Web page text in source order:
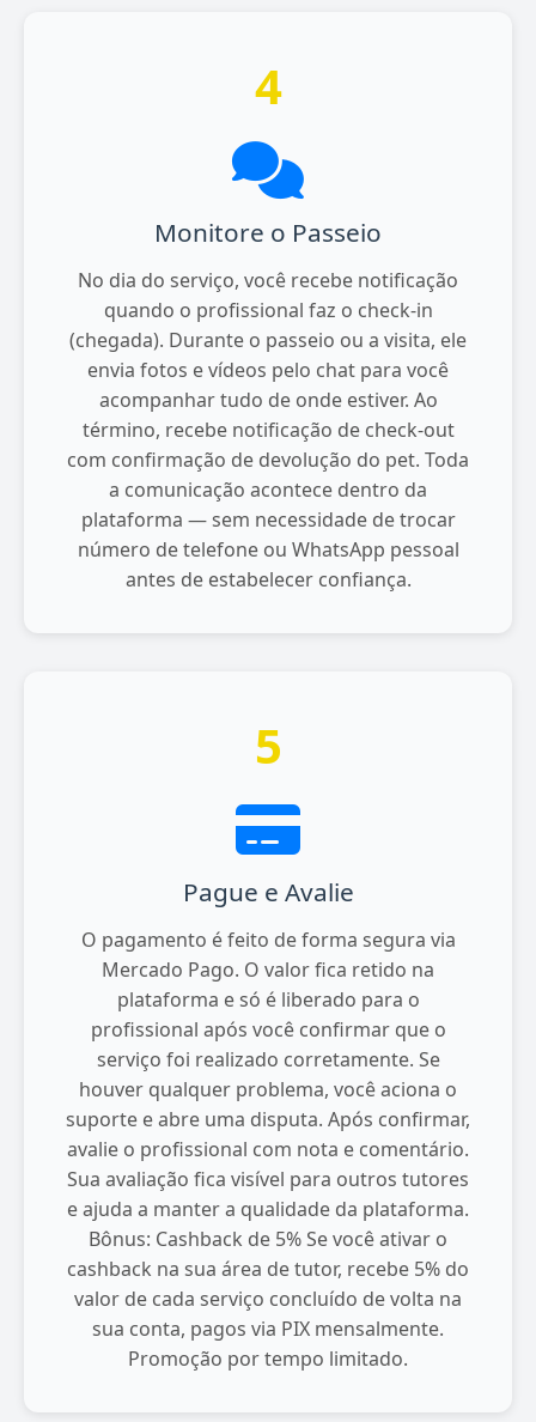
4
Monitore o Passeio
No dia do serviço, você recebe notificação
quando o profissional faz o check-in
(chegada). Durante o passeio ou a visita, ele
envia fotos e vídeos pelo chat para você
acompanhar tudo de onde estiver. Ao
término, recebe notificação de check-out
com confirmação de devolução do pet. Toda
a comunicação acontece dentro da
plataforma — sem necessidade de trocar
número de telefone ou WhatsApp pessoal
antes de estabelecer confiança.
5
Pague e Avalie
O pagamento é feito de forma segura via
Mercado Pago. O valor fica retido na
plataforma e só é liberado para o
profissional após você confirmar que o
serviço foi realizado corretamente. Se
houver qualquer problema, você aciona o
suporte e abre uma disputa. Após confirmar,
avalie o profissional com nota e comentário.
Sua avaliação fica visível para outros tutores
e ajuda a manter a qualidade da plataforma.
Bônus: Cashback de 5% Se você ativar o
cashback na sua área de tutor, recebe 5% do
valor de cada serviço concluído de volta na
sua conta, pagos via PIX mensalmente.
Promoção por tempo limitado.